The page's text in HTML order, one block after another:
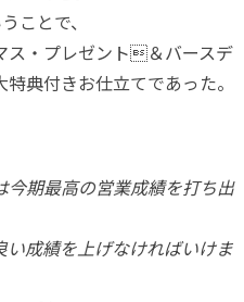
ことで、
ス・プレゼント＆バースデ
典付きお仕立てであった。
今期最高の営業成績を打ち出
い成績を上げなければいけま